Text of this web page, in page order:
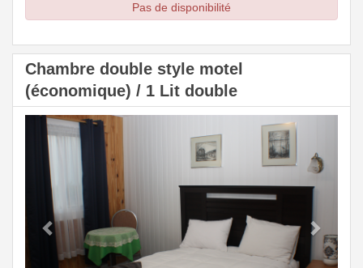
Pas de disponibilité
Chambre double style motel
(économique) / 1 Lit double
Previous